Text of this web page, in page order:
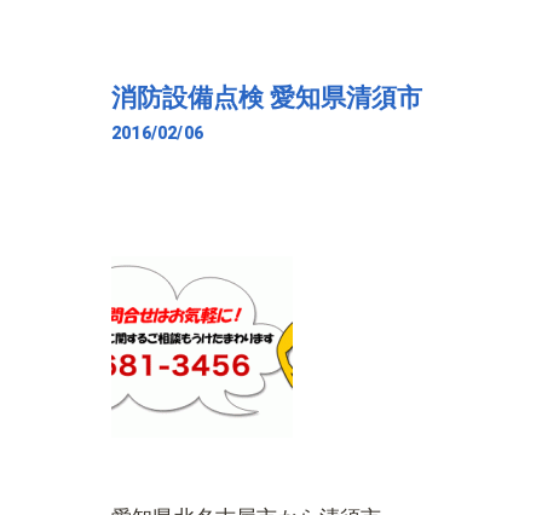
消防設備点検 愛知県清須市
2016/02/06